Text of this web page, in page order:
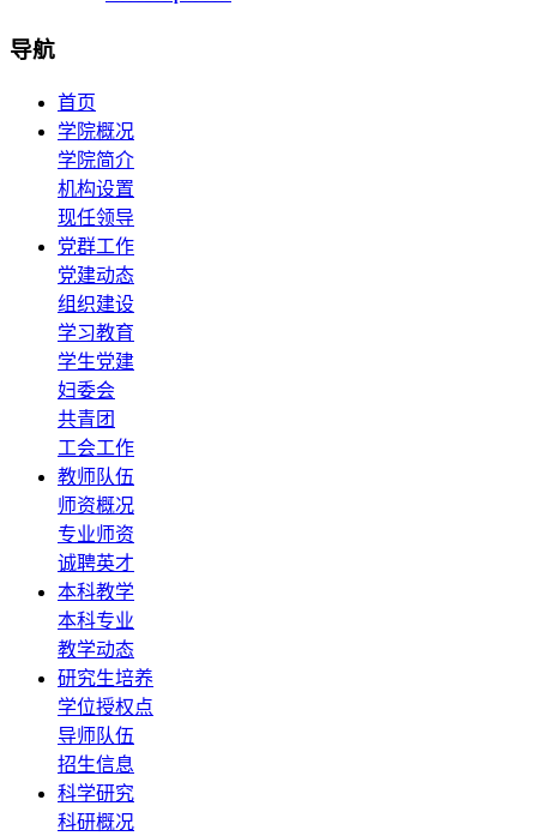
导航
首页
学院概况
学院简介
机构设置
现任领导
党群工作
党建动态
组织建设
学习教育
学生党建
妇委会
共青团
工会工作
教师队伍
师资概况
专业师资
诚聘英才
本科教学
本科专业
教学动态
研究生培养
学位授权点
导师队伍
招生信息
科学研究
科研概况